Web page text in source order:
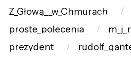
Z_Głową__w_Chmurach
proste_polecenia
prezydent